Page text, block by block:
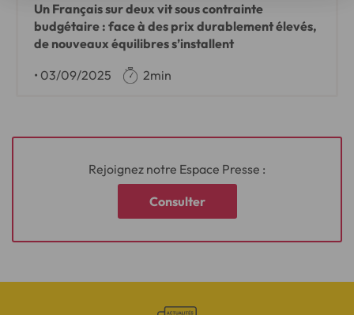
Un Français sur deux vit sous contrainte
budgétaire : face à des prix durablement élevés,
de nouveaux équilibres s’installent
• 03/09/2025 2min
Rejoignez notre Espace Presse :
Consulter